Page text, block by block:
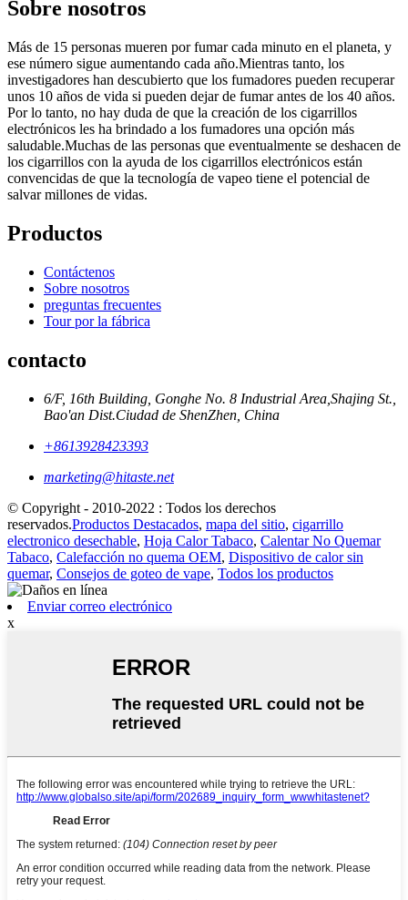
Sobre nosotros
Más de 15 personas mueren por fumar cada minuto en el planeta, y
ese número sigue aumentando cada año.Mientras tanto, los
investigadores han descubierto que los fumadores pueden recuperar
unos 10 años de vida si pueden dejar de fumar antes de los 40 años.
Por lo tanto, no hay duda de que la creación de los cigarrillos
electrónicos les ha brindado a los fumadores una opción más
saludable.Muchas de las personas que eventualmente se deshacen de
los cigarrillos con la ayuda de los cigarrillos electrónicos están
convencidas de que la tecnología de vapeo tiene el potencial de
salvar millones de vidas.
Productos
Contáctenos
Sobre nosotros
preguntas frecuentes
Tour por la fábrica
contacto
6/F, 16th Building, Gonghe No. 8 Industrial Area,Shajing St.,
Bao'an Dist.Ciudad de ShenZhen, China
+8613928423393
marketing@hitaste.net
© Copyright - 2010-2022 : Todos los derechos
reservados.Productos Destacados, mapa del sitio, cigarrillo
electronico desechable, Hoja Calor Tabaco, Calentar No Quemar
Tabaco, Calefacción no quema OEM, Dispositivo de calor sin
quemar, Consejos de goteo de vape, Todos los productos
Enviar correo electrónico
x